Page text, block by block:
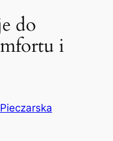
do
i